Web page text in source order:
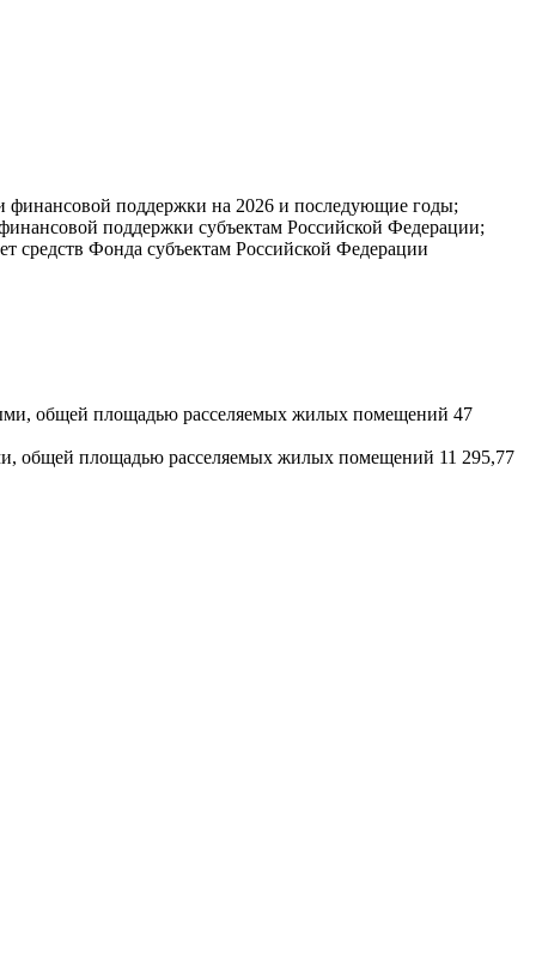
финансовой поддержки на 2026 и последующие годы;
поддержки субъектам Российской Федерации;
средств Фонда субъектам Российской Федерации
общей площадью расселяемых жилых помещений 47
общей площадью расселяемых жилых помещений 11 295,77